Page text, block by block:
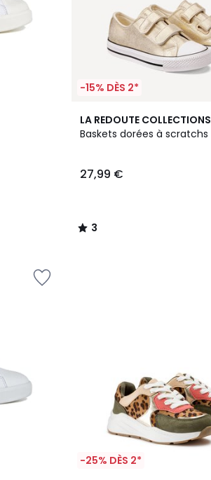
-15% DÈS 2*
LA REDOUTE COLLECTIONS
Baskets dorées à scratchs
27,99 €
3
/
3
/
-25% DÈS 2*